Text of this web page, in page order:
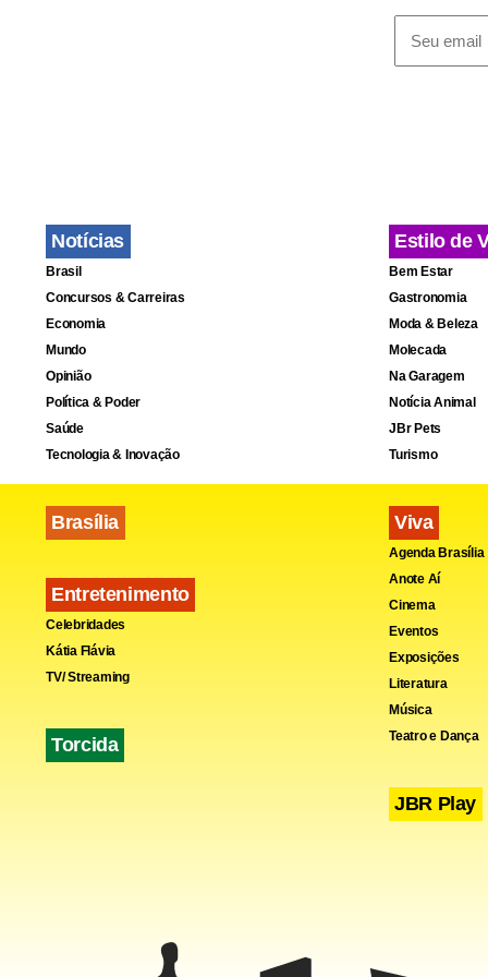
Notícias
Brasil
Concursos & Carreiras
Economia
Mundo
Opinião
Política & Poder
Saúde
Tecnologia & Inovação
Brasília
Entretenimento
Celebridades
Kátia Flávia
TV/ Streaming
Torcida
Estilo de
Bem Estar
Gastronomia
Moda & Beleza
Molecada
Na Garagem
Notícia Animal
JBr Pets
Turismo
Viva
Agenda Brasília
Anote Aí
Cinema
Eventos
Exposições
Literatura
Música
Teatro e Dança
JBR Play